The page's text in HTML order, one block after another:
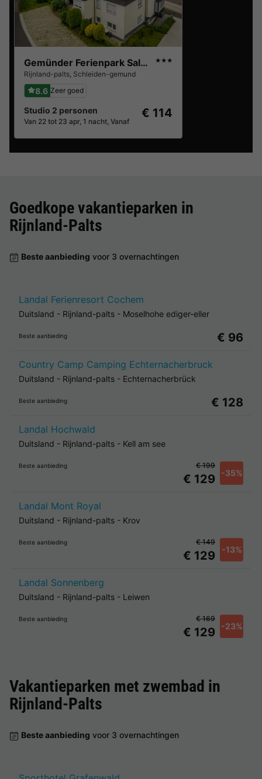
Gemünder Ferienpark Salzberg ★★★
Rijnland-palts, Schleiden-gemund
8.6 Zeer goed
Studio 2 personen
Van 22 tot 23 apr, 1 nacht, Vanaf
€ 114
Goedkope vakantieparken in
Rijnland-Palts
Beste aanbieding voor 3 overnachtingen
Landal Ferienresort Cochem
Duitsland - Rijnland-palts - Moselhohe ediger-eller
Beste aanbieding € 96
Country Camp Camping Echternacherbruck
Duitsland - Rijnland-palts - Echternacherbrück
Beste aanbieding € 128
Landal Hochwald
Duitsland - Rijnland-palts - Kell am see
Beste aanbieding
€ 129 -35%
€ 199
Landal Mont Royal
Duitsland - Rijnland-palts - Krov
Beste aanbieding
€ 129 -13%
€ 149
Landal Sonnenberg
Duitsland - Rijnland-palts - Leiwen
Beste aanbieding
€ 129 -23%
€ 169
Vakantieparken met zwembad in
Rijnland-Palts
Beste aanbieding voor 3 overnachtingen